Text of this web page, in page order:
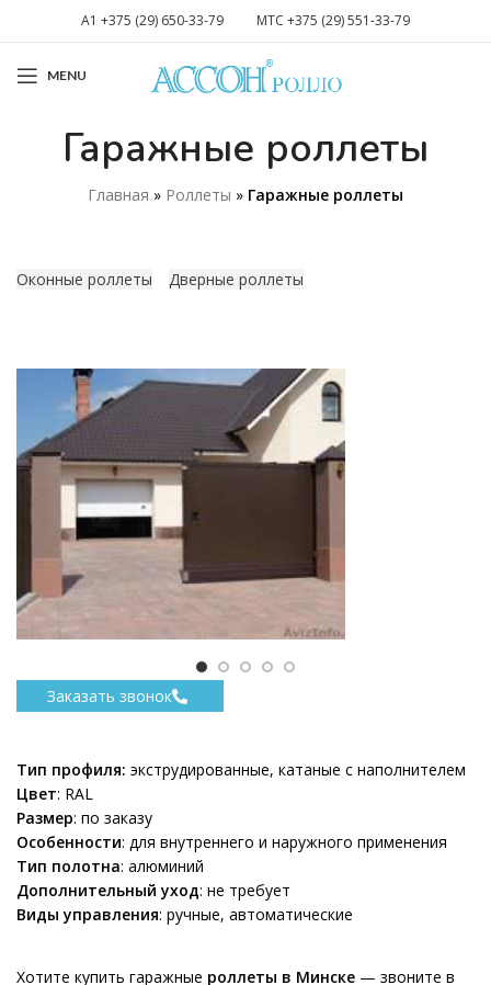
A1 +375 (29) 650-33-79 MTC +375 (29) 551-33-79
MENU
Гаражные роллеты
Главная » Роллеты » Гаражные роллеты
Оконные роллеты Дверные роллеты
Заказать звонок
Тип профиля: экструдированные, катаные с наполнителем
Цвет: RAL
Размер: по заказу
Особенности: для внутреннего и наружного применения
Тип полотна: алюминий
Дополнительный уход: не требует
Виды управления: ручные, автоматические
Хотите купить гаражные роллеты в Минске — звоните в